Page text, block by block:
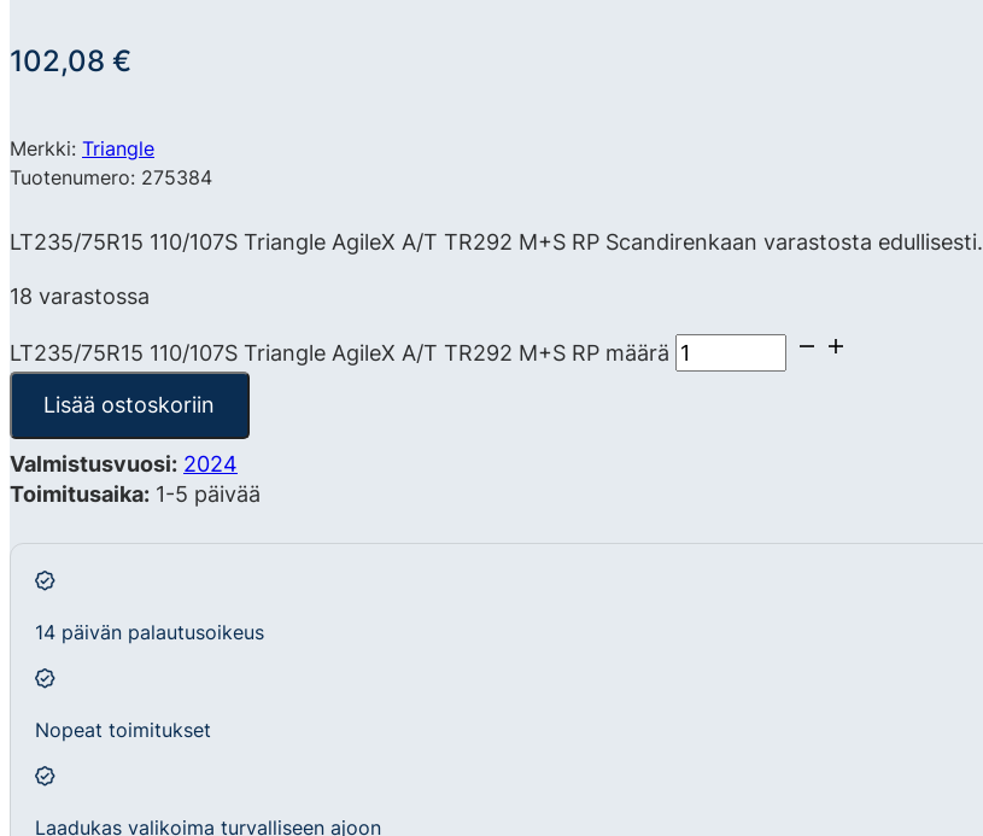
102,08 €
Merkki: Triangle
Tuotenumero: 275384
LT235/75R15 110/107S Triangle AgileX A/T TR292 M+S RP Scandirenkaan varastosta edullisesti.
18 varastossa
LT235/75R15 110/107S Triangle AgileX A/T TR292 M+S RP määrä
Lisää ostoskoriin
Valmistusvuosi: 2024
Toimitusaika: 1-5 päivää
14 päivän palautusoikeus
Nopeat toimitukset
Laadukas valikoima turvalliseen ajoon